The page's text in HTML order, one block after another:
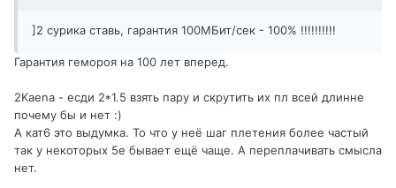
]2 сурика ставь, гарантия 100МБит/сек - 100% !!!!!!!!!!
Гарантия гемороя на 100 лет вперед.
2Kaena - есди 2*1.5 взять пару и скрутить их пл всей длинне
почему бы и нет :)
А кат6 это выдумка. То что у неё шаг плетения более частый
так у некоторых 5е бывает ещё чаще. А переплачивать смысла
нет.